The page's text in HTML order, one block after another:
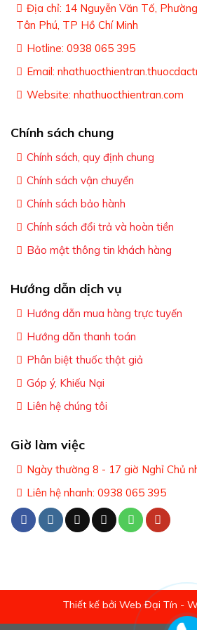
Liều dùng – Cách dùng
được.
Địa chỉ: 14 Nguyễn Văn Tố,
Tân Phú, TP Hồ Chí Minh
Hotline: 0938 065 395
Email:
Website: nhathuocthientran.com
Chính sách chung
Chính sách, quy định chung
Chính sách vận chuyển
Chính sách bảo hành
Chính sách đổi trả và hoàn tiền
Bảo mật thông tin khách hàng
Hướng dẫn dịch vụ
Hướng dẫn mua hàng trực tuyến
Hướng dẫn thanh toán
Phân biệt thuốc thật giả
Góp ý, Khiếu Nại
Liên hệ chúng tôi
Giờ làm việc
Ngày thường 8 - 17 giờ Nghỉ Chủ
Liên hệ nhanh: 0938 065 395
Thiết kế bởi Web Đại Tín -